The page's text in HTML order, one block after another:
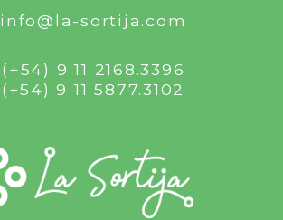
info@la-sortija.com
(+54) 9 11 2168.3396
(+54) 9 11 5877.3102